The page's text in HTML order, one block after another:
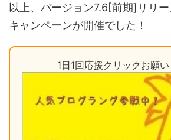
以上、バージョン7.6[前期]リリ
キャンペーンが開催でした！
1日1回応援クリックお願い